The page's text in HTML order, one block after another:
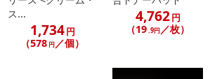
ス...
1,734円
（578 円／個）
4,762円
（19.9円／枚）